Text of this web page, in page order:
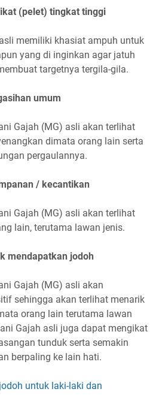
(pelet) tingkat tinggi
memiliki khasiat ampuh untuk
yang di inginkan agar jatuh
targetnya tergila-gila.
umum
Gajah (MG) asli akan terlihat
dimata orang lain serta
pergaulannya.
/ kecantikan
Gajah (MG) asli akan terlihat
lain, terutama lawan jenis.
mendapatkan jodoh
Gajah (MG) asli akan
sehingga akan terlihat menarik
orang lain terutama lawan
Gajah asli juga dapat mengikat
tunduk serta semakin
berpaling ke lain hati.
untuk laki-laki dan